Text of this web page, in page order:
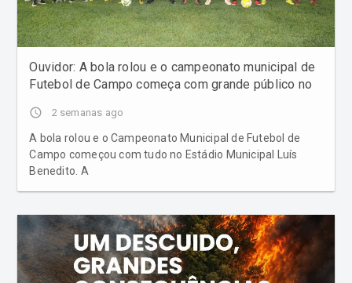
Ouvidor: A bola rolou e o campeonato municipal de
Futebol de Campo começa com grande público no
access_time 2 semanas ago
A bola rolou e o Campeonato Municipal de Futebol de
Campo começou com tudo no Estádio Municipal Luís
Benedito. A